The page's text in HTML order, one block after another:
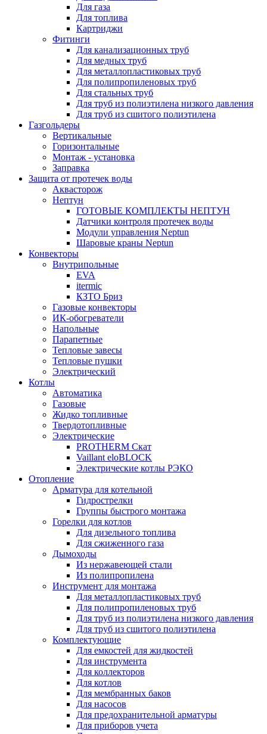
Для газа
Для топлива
Картриджи
Фитинги
Для канализационных труб
Для медных труб
Для металлопластиковых труб
Для полипропиленовых труб
Для стальных труб
Для труб из полиэтилена низкого давления
Для труб из сшитого полиэтилена
Газгольдеры
Вертикальные
Горизонтальные
Монтаж - установка
Заправка
Защита от протечек воды
Аквасторож
Нептун
ГОТОВЫЕ КОМПЛЕКТЫ НЕПТУН
Датчики контроля протечек воды
Модули управления Neptun
Шаровые краны Neptun
Конвекторы
Внутрипольные
EVA
itermic
КЗТО Бриз
Газовые конвекторы
ИК-обогреватели
Напольные
Парапетные
Тепловые завесы
Тепловые пушки
Электрический
Котлы
Автоматика
Газовые
Жидко топливные
Твердотопливные
Электрические
PROTHERM Скат
Vaillant eloBLOCK
Электрические котлы РЭКО
Отопление
Арматура для котельной
Гидрострелки
Группы быстрого монтажа
Горелки для котлов
Для дизельного топлива
Для сжиженного газа
Дымоходы
Из нержавеющей стали
Из полипропилена
Инструмент для монтажа
Для металлопластиковых труб
Для полипропиленовых труб
Для труб из полиэтилена низкого давления
Для труб из сшитого полиэтилена
Комплектующие
Для емкостей для жидкостей
Для инструмента
Для коллекторов
Для котлов
Для мембранных баков
Для насосов
Для предохранительной арматуры
Для приборов учета